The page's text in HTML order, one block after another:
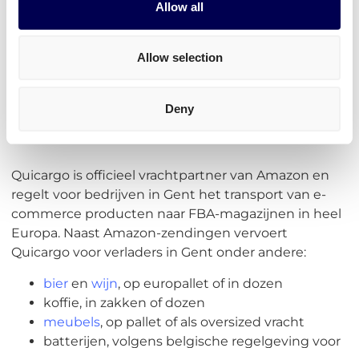
Allow all
Allow selection
Deny
• Geen abonnementskosten • Geheel vrijblijvend
Waarom Quicargo voor transport
Quicargo is officieel vrachtpartner van Amazon en
regelt voor bedrijven in Gent het transport van e-
commerce producten naar FBA-magazijnen in heel
Europa. Naast Amazon-zendingen vervoert
Quicargo voor verladers in Gent onder andere:
bieren wijn, op europallet of in dozen
koffie, in zakken of dozen
meubels, op pallet of als oversized vracht
batterijen, volgens belgische regelgeving voor